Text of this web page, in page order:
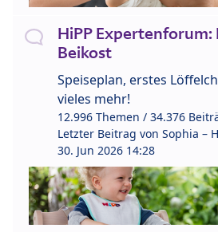
HiPP Expertenforum:
Beikost
Speiseplan, erstes
vieles mehr!
12.996 Themen / 34.376
Letzter Beitrag von Sophia –
30. Jun 2026 14:28